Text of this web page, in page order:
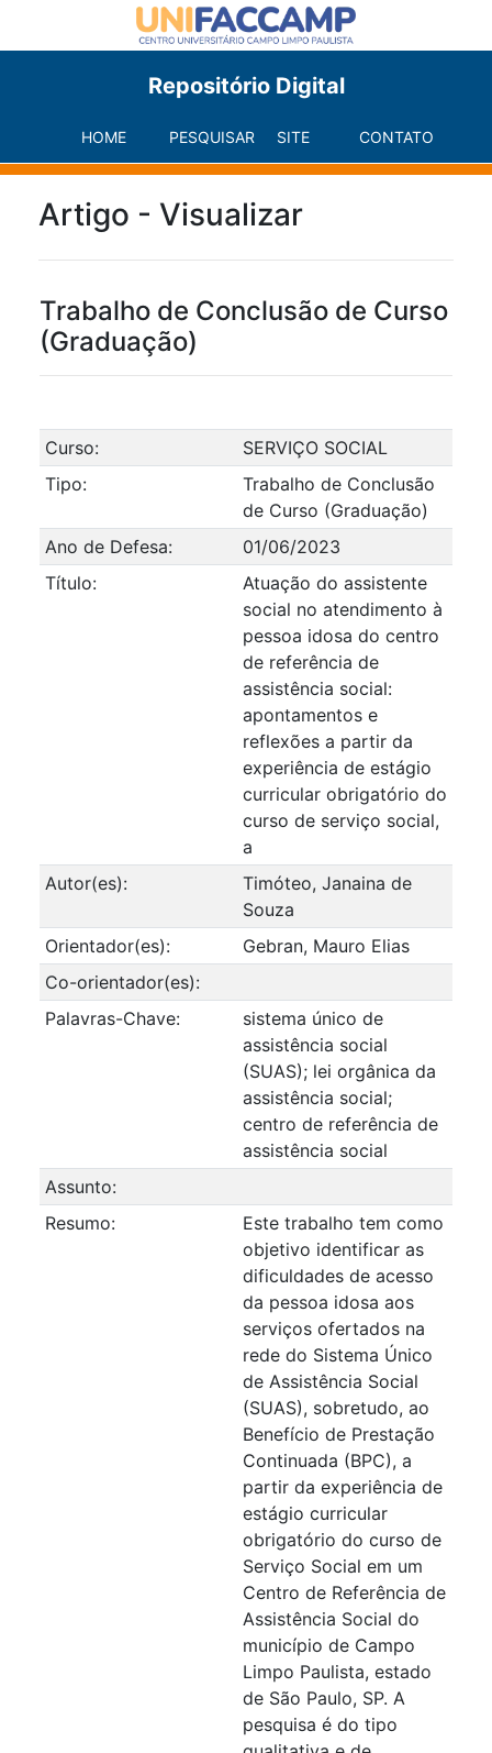
Repositório Digital
HOME PESQUISAR SITE CONTATO
Artigo - Visualizar
Trabalho de Conclusão de Curso
(Graduação)
Curso:
SERVIÇO SOCIAL
Tipo:
Trabalho de Conclusão
de Curso (Graduação)
Ano de Defesa:
01/06/2023
Título:
Atuação do assistente
social no atendimento à
pessoa idosa do centro
de referência de
assistência social:
apontamentos e
reflexões a partir da
experiência de estágio
curricular obrigatório do
curso de serviço social,
a
Autor(es):
Timóteo, Janaina de
Souza
Orientador(es):
Gebran, Mauro Elias
Co-orientador(es):
Palavras-Chave:
sistema único de
assistência social
(SUAS); lei orgânica da
assistência social;
centro de referência de
assistência social
Assunto:
Resumo:
Este trabalho tem como
objetivo identificar as
dificuldades de acesso
da pessoa idosa aos
serviços ofertados na
rede do Sistema Único
de Assistência Social
(SUAS), sobretudo, ao
Benefício de Prestação
Continuada (BPC), a
partir da experiência de
estágio curricular
obrigatório do curso de
Serviço Social em um
Centro de Referência de
Assistência Social do
município de Campo
Limpo Paulista, estado
de São Paulo, SP. A
pesquisa é do tipo